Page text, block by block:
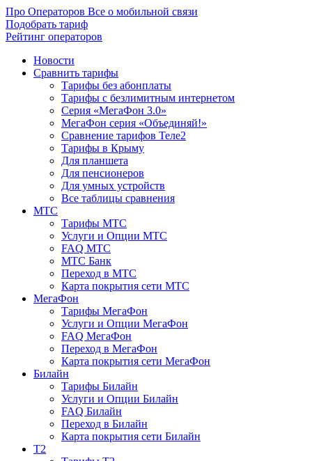
Про Операторов Все о мобильной связи
Подобрать тариф
Рейтинг операторов
Новости
Сравнить тарифы
Тарифы без абонплаты
Тарифы с безлимитным интернетом
Серия «МегаФон 3.0»
МегаФон серия «Объединяй!»
Сравнение тарифов Теле2
Тарифы в Крыму
Для планшета
Для пенсионеров
Для умных устройств
Все таблицы сравнения
МТС
Тарифы МТС
Услуги и Опции МТС
FAQ МТС
МТС Банк
Переход в МТС
Карта покрытия сети МТС
МегаФон
Тарифы МегаФон
Услуги и Опции МегаФон
FAQ МегаФон
Переход в МегаФон
Карта покрытия сети МегаФон
Билайн
Тарифы Билайн
Услуги и Опции Билайн
FAQ Билайн
Переход в Билайн
Карта покрытия сети Билайн
T2